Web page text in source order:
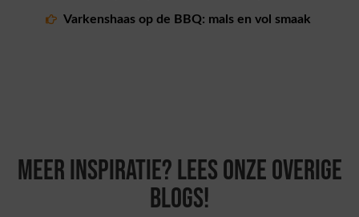
Varkenshaas op de BBQ: mals en vol smaak
Meer inspiratie? Lees onze overige
blogs!